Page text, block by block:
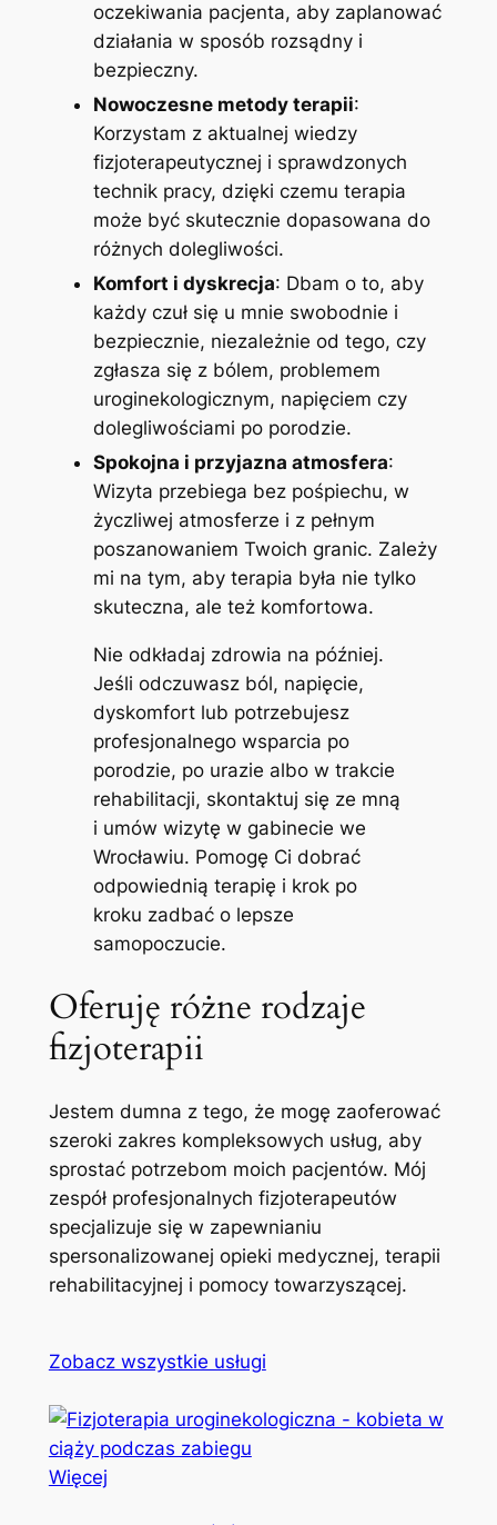
oczekiwania pacjenta, aby zaplanować
działania w sposób rozsądny i
bezpieczny.
Nowoczesne metody terapii:
Korzystam z aktualnej wiedzy
fizjoterapeutycznej i sprawdzonych
technik pracy, dzięki czemu terapia
może być skutecznie dopasowana do
różnych dolegliwości.
Komfort i dyskrecja: Dbam o to, aby
każdy czuł się u mnie swobodnie i
bezpiecznie, niezależnie od tego, czy
zgłasza się z bólem, problemem
uroginekologicznym, napięciem czy
dolegliwościami po porodzie.
Spokojna i przyjazna atmosfera:
Wizyta przebiega bez pośpiechu, w
życzliwej atmosferze i z pełnym
poszanowaniem Twoich granic. Zależy
mi na tym, aby terapia była nie tylko
skuteczna, ale też komfortowa.
Nie odkładaj zdrowia na później.
Jeśli odczuwasz ból, napięcie,
dyskomfort lub potrzebujesz
profesjonalnego wsparcia po
porodzie, po urazie albo w trakcie
rehabilitacji, skontaktuj się ze mną
i umów wizytę w gabinecie we
Wrocławiu. Pomogę Ci dobrać
odpowiednią terapię i krok po
kroku zadbać o lepsze
samopoczucie.
Oferuję różne rodzaje
fizjoterapii
Jestem dumna z tego, że mogę zaoferować
szeroki zakres kompleksowych usług, aby
sprostać potrzebom moich pacjentów. Mój
zespół profesjonalnych fizjoterapeutów
specjalizuje się w zapewnianiu
spersonalizowanej opieki medycznej, terapii
rehabilitacyjnej i pomocy towarzyszącej.
Zobacz wszystkie usługi
Więcej